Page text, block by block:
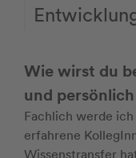
Wie wirst du
und
Fachlich werde
erfahrene
Wissenstransfer